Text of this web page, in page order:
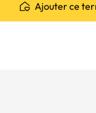
Ajouter ce